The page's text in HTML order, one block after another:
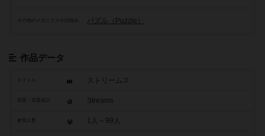
その他のメカニクスや仕組み パズル（Puzzle）
作品データ
タイトル ストリームス
Streams
参加人数 1人～99人